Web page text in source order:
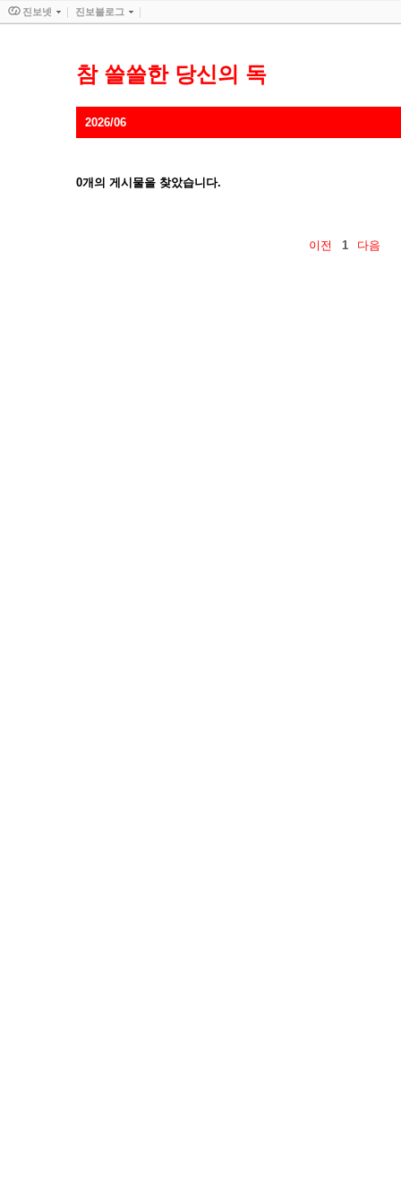
참 쓸쓸한 당신의 독
2026/06
0개의 게시물을 찾았습니다.
이전 1 다음
진보넷 진보블로그